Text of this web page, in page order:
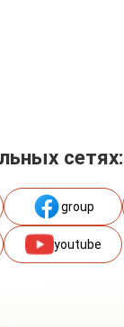
сетях:
group
youtube